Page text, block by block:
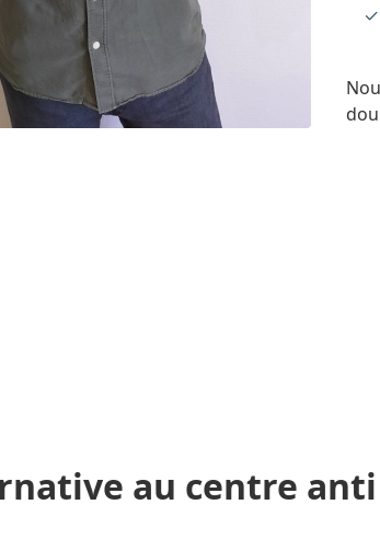
au centre